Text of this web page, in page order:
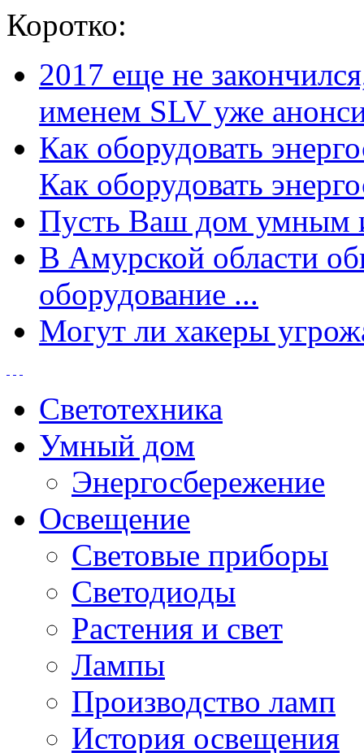
Коротко:
2017 еще не
именем SLV уже
Как оборудовать
Как оборудовать
Пусть Ваш дом умным
В Амурской области
оборудование ...
Могут ли хакеры
Светотехника
Умный дом
Энергосбережение
Освещение
Световые приборы
Светодиоды
Растения и свет
Лампы
Производство ламп
История освещения